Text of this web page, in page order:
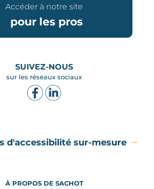
Accéder à notre site
pour les pros
SUIVEZ-NOUS
sur les réseaux sociaux
d'accessibilité sur-mesure
À PROPOS DE SACHOT